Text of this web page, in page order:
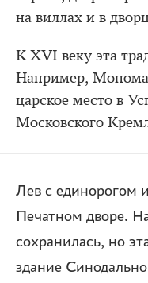
на виллах и в
К XVI веку эта
Например,
царское место в
Московского
Лев с единорогом
Печатном дворе.
сохранилась, но
здание